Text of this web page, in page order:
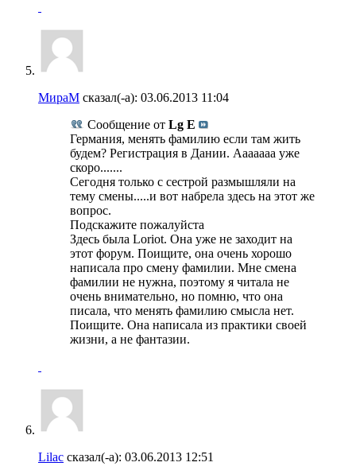
МираМ сказал(-а): 03.06.2013 11:04
Сообщение от Lg E
Германия, менять фамилию если там жить
будем? Регистрация в Дании. Ааааааа уже
скоро.......
Сегодня только с сестрой размышляли на
тему смены.....и вот набрела здесь на этот же
вопрос.
Подскажите пожалуйста
Здесь была Loriot. Она уже не заходит на
этот форум. Поищите, она очень хорошо
написала про смену фамилии. Мне смена
фамилии не нужна, поэтому я читала не
очень внимательно, но помню, что она
писала, что менять фамилию смысла нет.
Поищите. Она написала из практики своей
жизни, а не фантазии.
Lilac сказал(-а): 03.06.2013 12:51